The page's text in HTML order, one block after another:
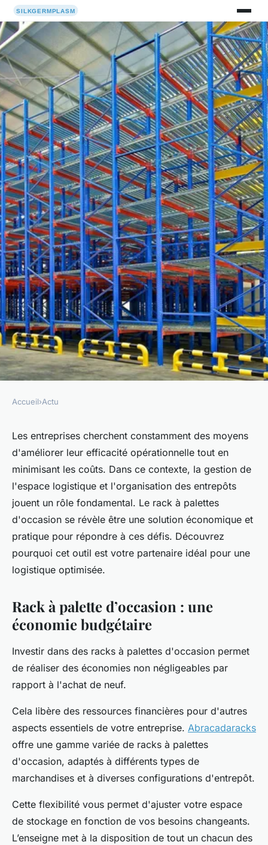
Offrez-vous une gestion de
votre espace logistique et une
organisation optimales grâce à
un rack à palettes d'occasion
Arthur•18 avril 2024•3 min de lecture
Accueil›Actu
Les entreprises cherchent constamment des moyens
d'améliorer leur efficacité opérationnelle tout en
minimisant les coûts. Dans ce contexte, la gestion de
l'espace logistique et l'organisation des entrepôts
jouent un rôle fondamental. Le rack à palettes
d'occasion se révèle être une solution économique et
pratique pour répondre à ces défis. Découvrez
pourquoi cet outil est votre partenaire idéal pour une
logistique optimisée.
Rack à palette d’occasion : une
économie budgétaire
Investir dans des racks à palettes d'occasion permet
de réaliser des économies non négligeables par
rapport à l'achat de neuf.
Cela libère des ressources financières pour d'autres
aspects essentiels de votre entreprise. Abracadaracks
offre une gamme variée de racks à palettes
d'occasion, adaptés à différents types de
marchandises et à diverses configurations d'entrepôt.
Cette flexibilité vous permet d'ajuster votre espace
de stockage en fonction de vos besoins changeants.
L’enseigne met à la disposition de tout un chacun des